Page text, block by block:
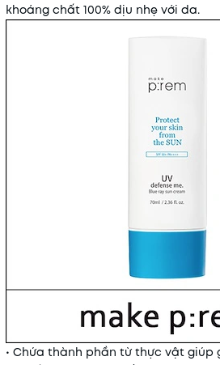
khoáng chất 100% dịu nhẹ với da.
• Chứa thành phần từ thực vật giúp